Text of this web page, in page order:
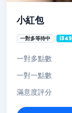
小紅包
一對多等待中 i349
一對多點數
一對一點數
滿意度評分